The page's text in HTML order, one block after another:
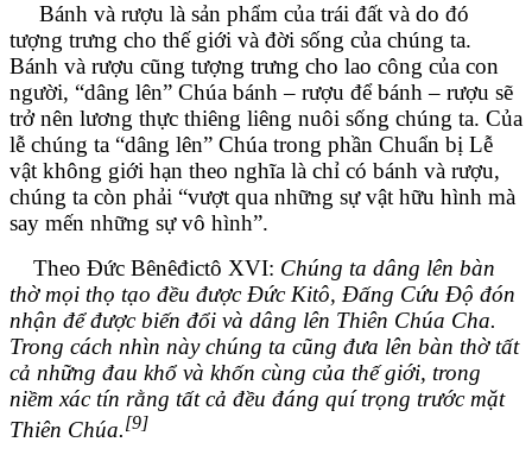
Bánh và rượu là sản phẩm của trái đất và do đó
tượng trưng cho thế giới và đời sống của chúng ta.
Bánh và rượu cũng tượng trưng cho lao công của con
người, “dâng lên” Chúa bánh – rượu để bánh – rượu sẽ
trở nên lương thực thiêng liêng nuôi sống chúng ta. Của
lễ chúng ta “dâng lên” Chúa trong phần Chuẩn bị Lễ
vật không giới hạn theo nghĩa là chỉ có bánh và rượu,
chúng ta còn phải “vượt qua những sự vật hữu hình mà
say mến những sự vô hình”.
Theo Đức Bênêđictô XVI: Chúng ta dâng lên bàn
thờ mọi thọ tạo đều được Đức Kitô, Đấng Cứu Độ đón
nhận để được biến đổi và dâng lên Thiên Chúa Cha.
Trong cách nhìn này chúng ta cũng đưa lên bàn thờ tất
cả những đau khổ và khốn cùng của thế giới, trong
niềm xác tín rằng tất cả đều đáng quí trọng trước mặt
Thiên Chúa.[9]